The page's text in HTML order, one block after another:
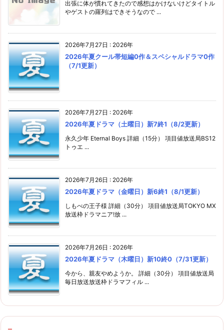
出張に体が慣れてきたので感想はかけないけどタイトル
やゲストの羅列はできそうなので ...
2026年7月27日 : 2026年
2026年夏クール帯短編0作＆スペシャルドラマ0作
（7/1更新）
2026年7月27日 : 2026年
2026年夏ドラマ（土曜日）新7終1（8/2更新）
永久少年 Eternal Boys 詳細（15分） 項目値放送局BS12
トゥエ ...
2026年7月26日 : 2026年
2026年夏ドラマ（金曜日）新6終1（8/1更新）
しもべの王子様 詳細（30分） 項目値放送局TOKYO MX
放送枠ドラマニア!放 ...
2026年7月26日 : 2026年
2026年夏ドラマ（木曜日）新10終0（7/31更新）
今から、親友やめようか。 詳細（30分） 項目値放送局
毎日放送放送枠ドラマフィル ...